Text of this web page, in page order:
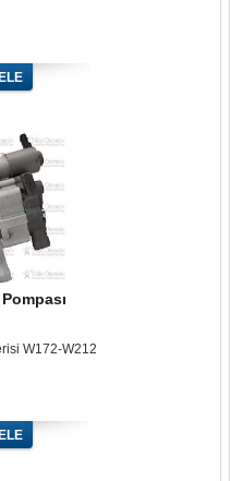
W172-W212